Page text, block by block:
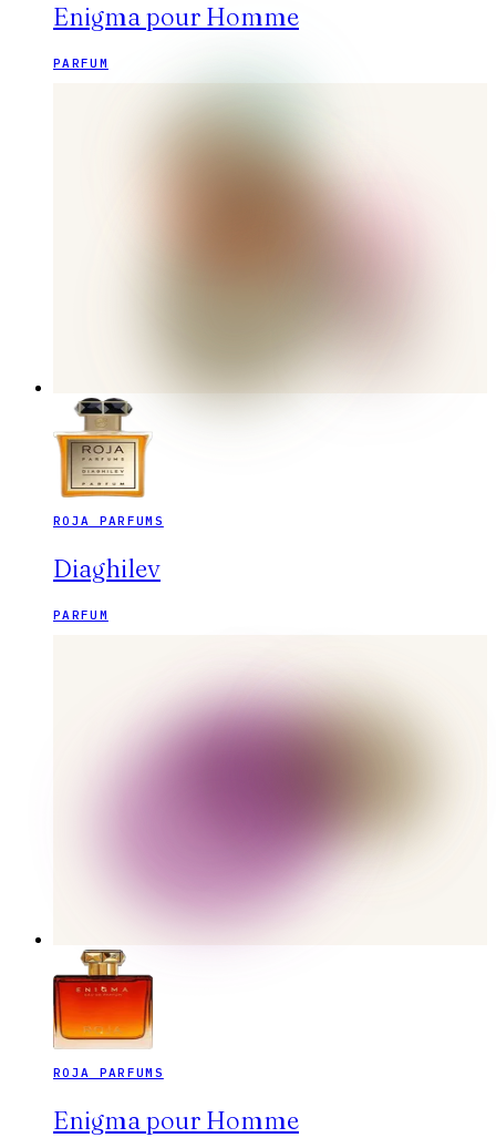
Enigma pour Homme
PARFUM
ROJA PARFUMS
Diaghilev
PARFUM
ROJA PARFUMS
Enigma pour Homme